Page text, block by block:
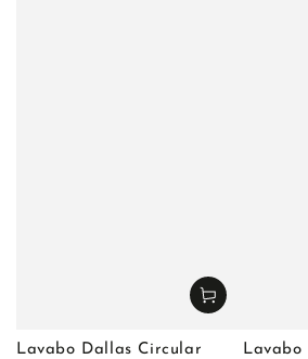
Lavabo Dallas Circular Lavabo